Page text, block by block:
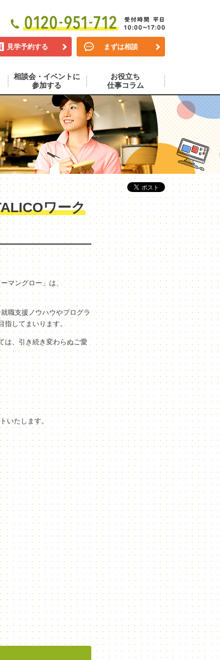
見学予約する まずは相談
相談会・イベントに
参加する
お役立ち
仕事コラム
ワーク
マングロー」は、
職支援ノウハウやプログラ
指してまいります。
は、引き続き変わらぬご愛
いたします。